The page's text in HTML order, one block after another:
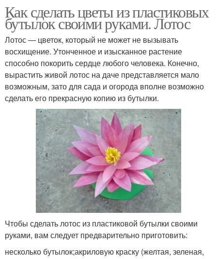
Как сделать цветы из пластиковых
бутылок своими руками. Лотос
Лотос — цветок, который не может не вызывать
восхищение. Утонченное и изысканное растение
способно покорить сердце любого человека. Конечно,
вырастить живой лотос на даче представляется мало
возможным, зато для сада и огорода вполне возможно
сделать его прекрасную копию из бутылки.
Чтобы сделать лотос из пластиковой бутылки своими
руками, вам следует предварительно приготовить:
несколько бутылок;акриловую краску (желтая, зеленая,